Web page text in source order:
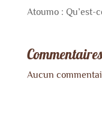
Atoumo : Qu’est-
Aucun